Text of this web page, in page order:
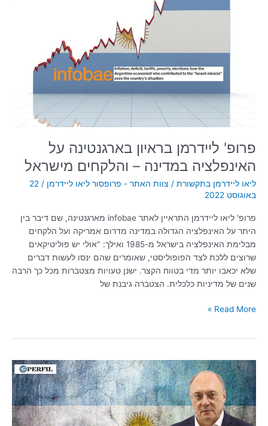
פרופ' ליידרמן בראיון בארגנטינה על
האינפלציה במדינה – והלקחים מישראל
ליאו ליידרמן בתקשורת / צוות האתר - פרופסור ליאו ליידרמן /
22
באוגוסט 2022
פרופ' ליאו ליידרמן התראיין לאתר infobae מארגנטינה, שם דיבר בין
היתר על האינפלציה הגדולה במדינה מדרום אמריקה ועל הלקחים
מבלימת האינפלציה בישראל מ-1985 ואילך: "אולי יש פוליטיקאים
שרוצים ללכת לצד הפופוליסטי, שאומרים שהם ינסו לעשות דברים
שלא יכאבו יותר מדי בטווח הקצר. ישנן טעויות מצטברות מכל כך הרבה
שנים של מדיניות כלכלית. הצטברה גיבנת של
והלקחים
Read More »
פרופ'
ליאו
ליידרמן
בעיתון
PERFIL